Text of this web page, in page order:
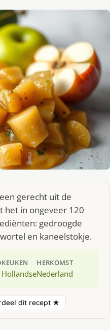
gerecht uit de
het in ongeveer 120
gedroogde
en kaneelstokje.
KEUKEN
Hollandse
HERKOMST
Nederland
dit recept ★